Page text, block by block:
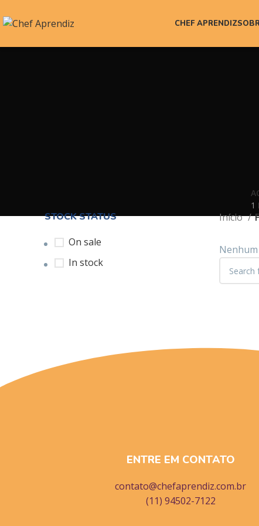
CHEF APRENDIZ
1
STOCK STATUS
On sale
In stock
Início
ENTRE EM CONTATO
contato@chefaprendiz.com.br
(11) 94502-7122